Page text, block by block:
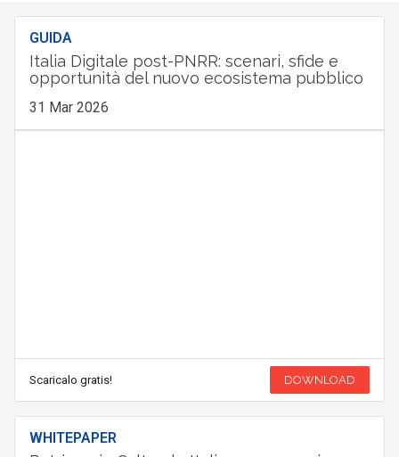
GUIDA
Italia Digitale post-PNRR: scenari, sfide e
opportunità del nuovo ecosistema pubblico
31 Mar 2026
Scaricalo gratis! DOWNLOAD
WHITEPAPER